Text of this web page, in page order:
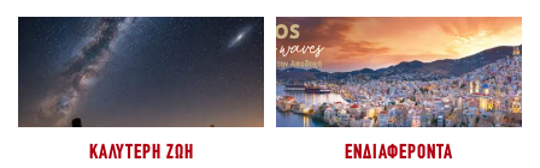
ΚΑΛΎΤΕΡΗ ΖΩΉ ΕΝΔΙΑΦΈΡΟΝΤΑ